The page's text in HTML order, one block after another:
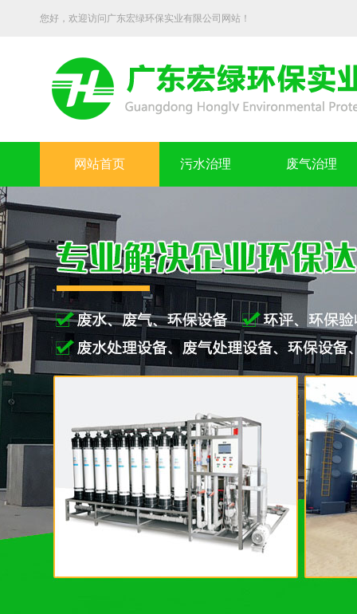
您好，欢迎访问广东宏绿环保实业有限公司网站！
网站首页 污水治理 废气治理